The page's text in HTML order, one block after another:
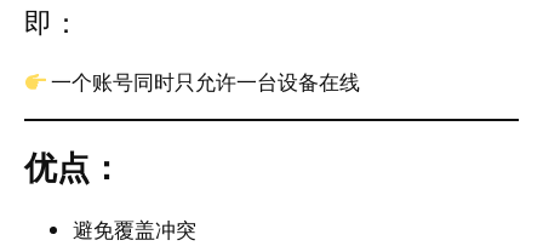
即：
一个账号同时只允许一台设备在线
优点：
避免覆盖冲突